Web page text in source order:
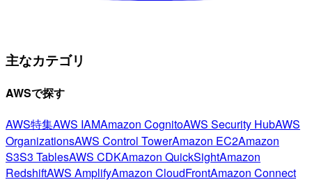
主なカテゴリ
AWSで探す
AWS特集AWS IAMAmazon CognitoAWS Security HubAWS
OrganizationsAWS Control TowerAmazon EC2Amazon
S3S3 TablesAWS CDKAmazon QuickSightAmazon
RedshiftAWS AmplifyAmazon CloudFrontAmazon Connect